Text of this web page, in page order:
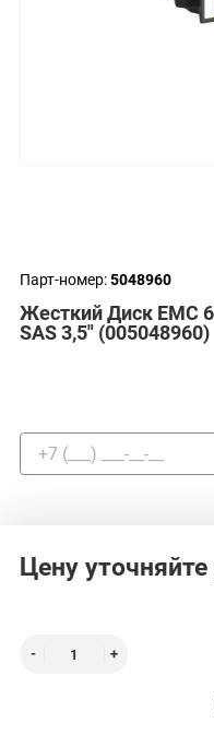
Парт-номер:5048960
Жесткий Диск EMC
SAS 3,5" (005048960)
Цену